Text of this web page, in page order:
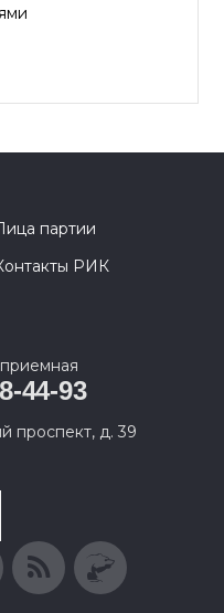
партии
РИК
44-93
проспект, д. 39